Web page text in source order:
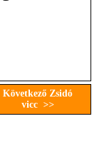
Következő Zsidó
vicc >>